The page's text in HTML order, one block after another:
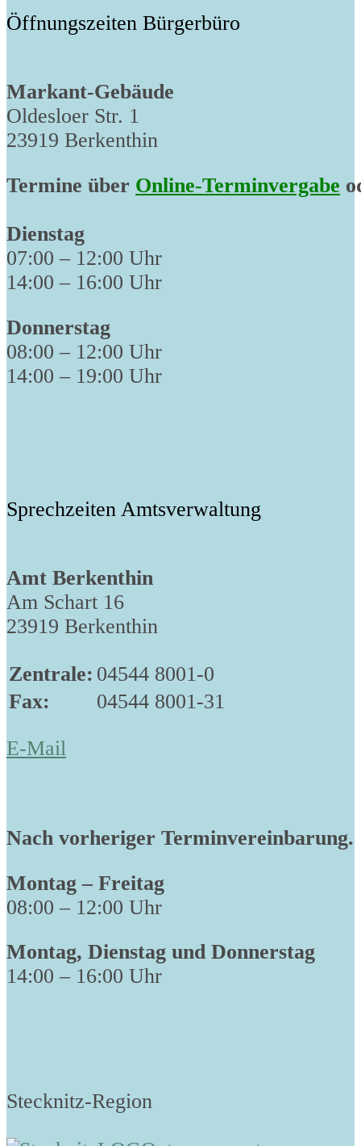
Öffnungszeiten Bürgerbüro
Markant-Gebäude
Oldesloer Str. 1
23919 Berkenthin
Termine über Online-Terminvergabe
Dienstag
07:00 – 12:00 Uhr
14:00 – 16:00 Uhr
Donnerstag
08:00 – 12:00 Uhr
14:00 – 19:00 Uhr
Sprechzeiten Amtsverwaltung
Amt Berkenthin
Am Schart 16
23919 Berkenthin
Zentrale: 04544 8001-0
Fax:
04544 8001-31
E-Mail
Nach vorheriger Terminvereinbarung.
Montag – Freitag
08:00 – 12:00 Uhr
Montag, Dienstag und Donnerstag
14:00 – 16:00 Uhr
Stecknitz-Region